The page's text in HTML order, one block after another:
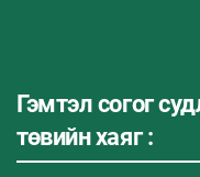
Гэмтэл согог
төвийн хаяг :